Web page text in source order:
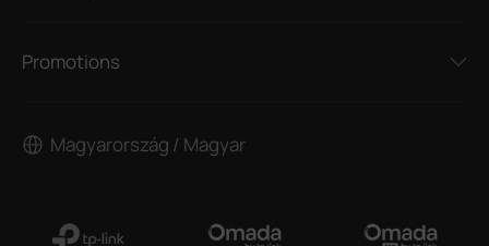
Promotions
Magyarország / Magyar